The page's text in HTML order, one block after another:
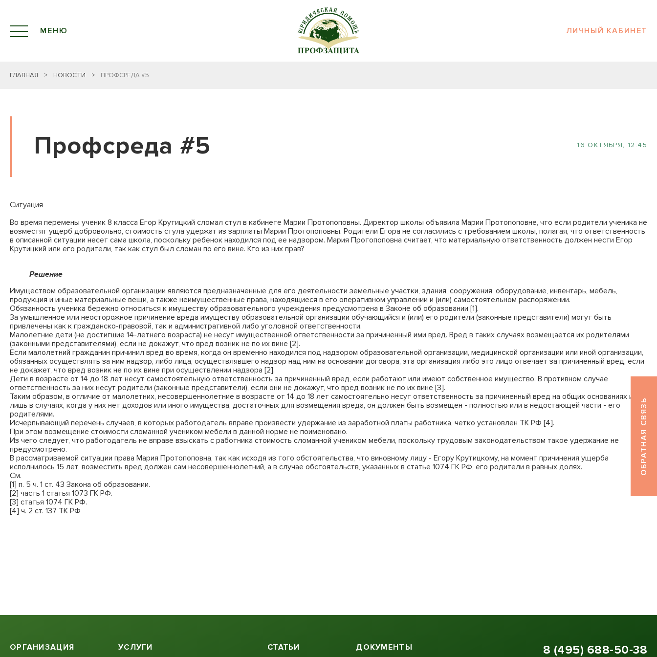
МЕНЮ ЛИЧНЫЙ КАБИНЕТ
ГЛАВНАЯ > НОВОСТИ > ПРОФСРЕДА #5
Профсреда #5 16 ОКТЯБРЯ, 12:45
Ситуация
Во время перемены ученик 8 класса Егор Крутицкий сломал стул в кабинете Марии Протопоповны. Директор школы объявила Марии Протопоповне, что если родители ученика не
возместят ущерб добровольно, стоимость стула удержат из зарплаты Марии Протопоповны. Родители Егора не согласились с требованием школы, полагая, что ответственность
в описанной ситуации несет сама школа, поскольку ребенок находился под ее надзором. Мария Протопоповна считает, что материальную ответственность должен нести Егор
Крутицкий или его родители, так как стул был сломан по его вине. Кто из них прав?
Решение
Имуществом образовательной организации являются предназначенные для его деятельности земельные участки, здания, сооружения, оборудование, инвентарь, мебель,
продукция и иные материальные вещи, а также неимущественные права, находящиеся в его оперативном управлении и (или) самостоятельном распоряжении.
Обязанность ученика бережно относиться к имуществу образовательного учреждения предусмотрена в Законе об образовании [1].
За умышленное или неосторожное причинение вреда имуществу образовательной организации обучающийся и (или) его родители (законные представители) могут быть
привлечены как к гражданско-правовой, так и административной либо уголовной ответственности.
Малолетние дети (не достигшие 14-летнего возраста) не несут имущественной ответственности за причиненный ими вред. Вред в таких случаях возмещается их родителями
(законными представителями), если не докажут, что вред возник не по их вине [2].
Если малолетний гражданин причинил вред во время, когда он временно находился под надзором образовательной организации, медицинской организации или иной организации,
обязанных осуществлять за ним надзор, либо лица, осуществлявшего надзор над ним на основании договора, эта организация либо это лицо отвечает за причиненный вред, если
не докажет, что вред возник не по их вине при осуществлении надзора [2].
Дети в возрасте от 14 до 18 лет несут самостоятельную ответственность за причиненный вред, если работают или имеют собственное имущество. В противном случае
ответственность за них несут родители (законные представители), если они не докажут, что вред возник не по их вине [3].
Таким образом, в отличие от малолетних, несовершеннолетние в возрасте от 14 до 18 лет самостоятельно несут ответственность за причиненный вред на общих основаниях и
лишь в случаях, когда у них нет доходов или иного имущества, достаточных для возмещения вреда, он должен быть возмещен - полностью или в недостающей части - его
родителями.
Исчерпывающий перечень случаев, в которых работодатель вправе произвести удержание из заработной платы работника, четко установлен ТК РФ [4].
При этом возмещение стоимости сломанной учеником мебели в данной норме не поименовано.
Из чего следует, что работодатель не вправе взыскать с работника стоимость сломанной учеником мебели, поскольку трудовым законодательством такое удержание не
предусмотрено.
В рассматриваемой ситуации права Мария Протопоповна, так как исходя из того обстоятельства, что виновному лицу - Егору Крутицкому, на момент причинения ущерба
исполнилось 15 лет, возместить вред должен сам несовершеннолетний, а в случае обстоятельств, указанных в статье 1074 ГК РФ, его родители в равных долях.
См.
[1] п. 5 ч. 1 ст. 43 Закона об образовании.
[2] часть 1 статья 1073 ГК РФ.
[3] статья 1074 ГК РФ.
[4] ч. 2 ст. 137 ТК РФ
ОБРАТНАЯ СВЯЗЬ
ОРГАНИЗАЦИЯ УСЛУГИ СТАТЬИ ДОКУМЕНТЫ 8 (495) 688-50-38